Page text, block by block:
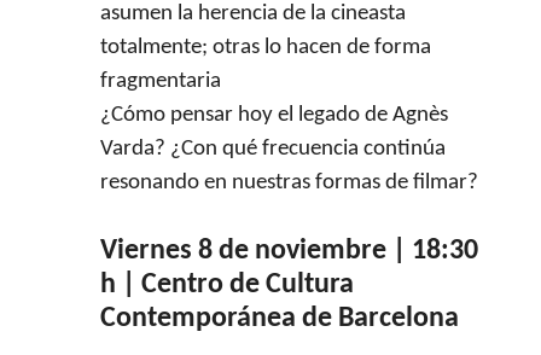
asumen la herencia de la cineasta
totalmente; otras lo hacen de forma
fragmentaria
¿Cómo pensar hoy el legado de Agnès
Varda? ¿Con qué frecuencia continúa
resonando en nuestras formas de filmar?
Viernes 8 de noviembre | 18:30
h | Centro de Cultura
Contemporánea de Barcelona